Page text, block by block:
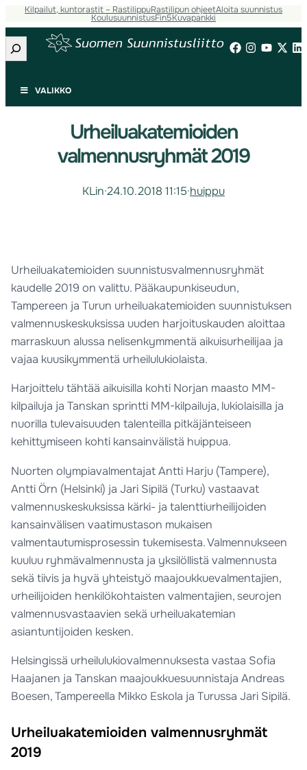
Kilpailut, kuntorastit – RastilippuRastilipun ohjeetAloita suunnistus
KoulusuunnistusFin5Kuvapankki
Etsi
VALIKKO
Urheiluakatemioiden
valmennusryhmät 2019
KLin·24.10.2018 11:15·huippu
Urheiluakatemioiden suunnistusvalmennusryhmät
kaudelle 2019 on valittu. Pääkaupunkiseudun,
Tampereen ja Turun urheiluakatemioiden suunnistuksen
valmennuskeskuksissa uuden harjoituskauden aloittaa
marraskuun alussa nelisenkymmentä aikuisurheilijaa ja
vajaa kuusikymmentä urheilulukiolaista.
Harjoittelu tähtää aikuisilla kohti Norjan maasto MM-
kilpailuja ja Tanskan sprintti MM-kilpailuja, lukiolaisilla ja
nuorilla tulevaisuuden talenteilla pitkäjänteiseen
kehittymiseen kohti kansainvälistä huippua.
Nuorten olympiavalmentajat Antti Harju (Tampere),
Antti Örn (Helsinki) ja Jari Sipilä (Turku) vastaavat
valmennuskeskuksissa kärki- ja talenttiurheilijoiden
kansainvälisen vaatimustason mukaisen
valmentautumisprosessin tukemisesta. Valmennukseen
kuuluu ryhmävalmennusta ja yksilöllistä valmennusta
sekä tiivis ja hyvä yhteistyö maajoukkuevalmentajien,
urheilijoiden henkilökohtaisten valmentajien, seurojen
valmennusvastaavien sekä urheiluakatemian
asiantuntijoiden kesken.
Helsingissä urheilulukiovalmennuksesta vastaa Sofia
Haajanen ja Tanskan maajoukkuesuunnistaja Andreas
Boesen, Tampereella Mikko Eskola ja Turussa Jari Sipilä.
Urheiluakatemioiden valmennusryhmät
2019